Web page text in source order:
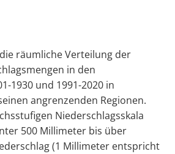
räumliche Verteilung der
in den
1930 und 1991-2020 in
angrenzenden Regionen.
Niederschlagsskala
500 Millimeter bis über
(1 Millimeter entspricht